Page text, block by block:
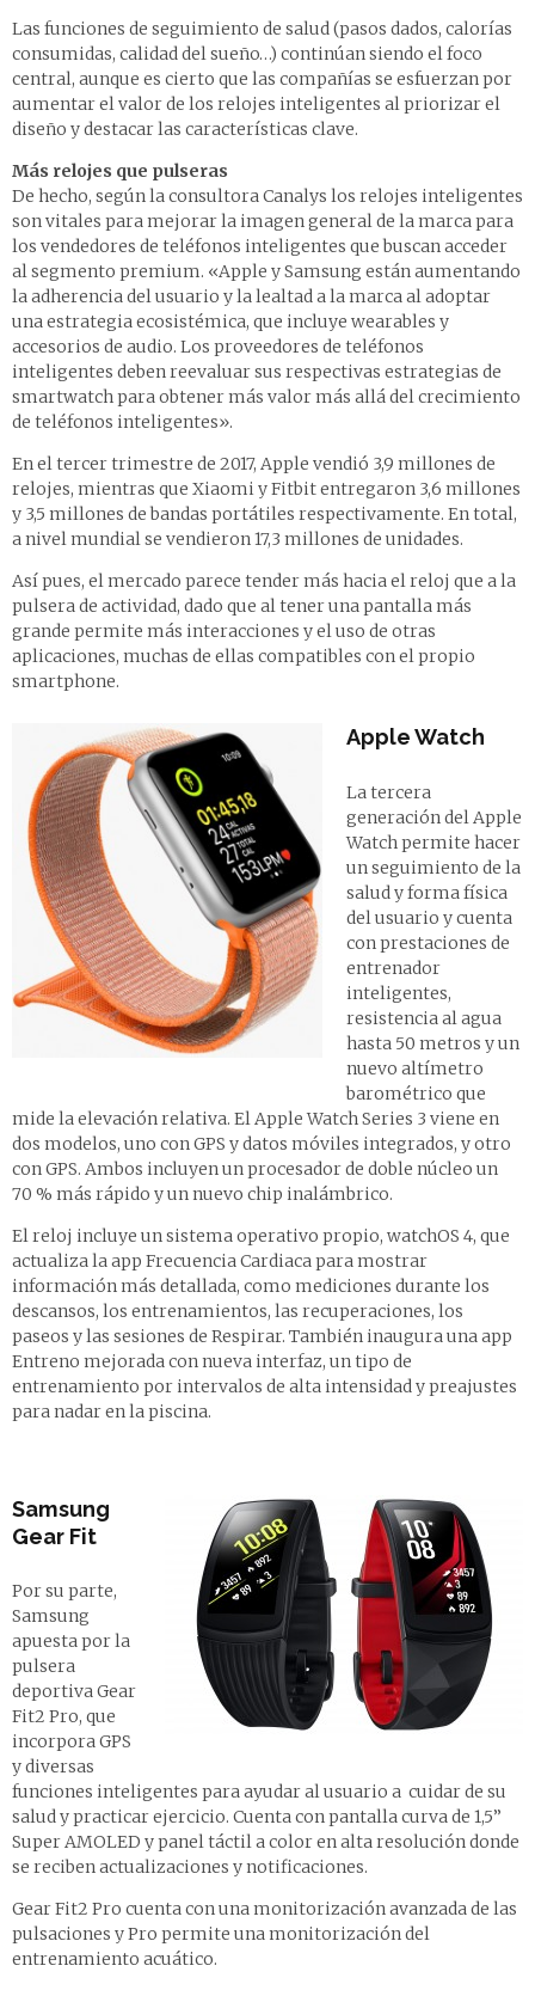
Las funciones de seguimiento de salud (pasos dados, calorías
consumidas, calidad del sueño…) continúan siendo el foco
central, aunque es cierto que las compañías se esfuerzan por
aumentar el valor de los relojes inteligentes al priorizar el
diseño y destacar las características clave.
Más relojes que pulseras
De hecho, según la consultora Canalys los relojes inteligentes
son vitales para mejorar la imagen general de la marca para
los vendedores de teléfonos inteligentes que buscan acceder
al segmento premium. «Apple y Samsung están aumentando
la adherencia del usuario y la lealtad a la marca al adoptar
una estrategia ecosistémica, que incluye wearables y
accesorios de audio. Los proveedores de teléfonos
inteligentes deben reevaluar sus respectivas estrategias de
smartwatch para obtener más valor más allá del crecimiento
de teléfonos inteligentes».
En el tercer trimestre de 2017, Apple vendió 3,9 millones de
relojes, mientras que Xiaomi y Fitbit entregaron 3,6 millones
y 3,5 millones de bandas portátiles respectivamente. En total,
a nivel mundial se vendieron 17,3 millones de unidades.
Así pues, el mercado parece tender más hacia el reloj que a la
pulsera de actividad, dado que al tener una pantalla más
grande permite más interacciones y el uso de otras
aplicaciones, muchas de ellas compatibles con el propio
smartphone.
Apple Watch
La tercera
generación del Apple
Watch permite hacer
un seguimiento de la
salud y forma física
del usuario y cuenta
con prestaciones de
entrenador
inteligentes,
resistencia al agua
hasta 50 metros y un
nuevo altímetro
barométrico que
mide la elevación relativa. El Apple Watch Series 3 viene en
dos modelos, uno con GPS y datos móviles integrados, y otro
con GPS. Ambos incluyen un procesador de doble núcleo un
70 % más rápido y un nuevo chip inalámbrico.
El reloj incluye un sistema operativo propio, watchOS 4, que
actualiza la app Frecuencia Cardiaca para mostrar
información más detallada, como mediciones durante los
descansos, los entrenamientos, las recuperaciones, los
paseos y las sesiones de Respirar. También inaugura una app
Entreno mejorada con nueva interfaz, un tipo de
entrenamiento por intervalos de alta intensidad y preajustes
para nadar en la piscina.
Samsung
Gear Fit
Por su parte,
Samsung
apuesta por la
pulsera
deportiva Gear
Fit2 Pro, que
incorpora GPS
y diversas
funciones inteligentes para ayudar al usuario a cuidar de su
salud y practicar ejercicio. Cuenta con pantalla curva de 1,5”
Super AMOLED y panel táctil a color en alta resolución donde
se reciben actualizaciones y notificaciones.
Gear Fit2 Pro cuenta con una monitorización avanzada de las
pulsaciones y Pro permite una monitorización del
entrenamiento acuático.